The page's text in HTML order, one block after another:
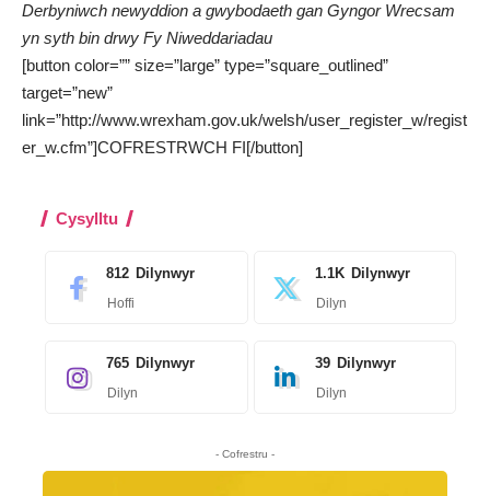
Derbyniwch newyddion a gwybodaeth gan Gyngor Wrecsam
yn syth bin drwy Fy Niweddariadau
[button color=”” size=”large” type=”square_outlined”
target=”new”
link=”http://www.wrexham.gov.uk/welsh/user_register_w/regist
er_w.cfm”]COFRESTRWCH FI[/button]
Cysylltu
812 Dilynwyr
Hoffi
1.1K Dilynwyr
Dilyn
765 Dilynwyr
Dilyn
39 Dilynwyr
Dilyn
- Cofrestru -